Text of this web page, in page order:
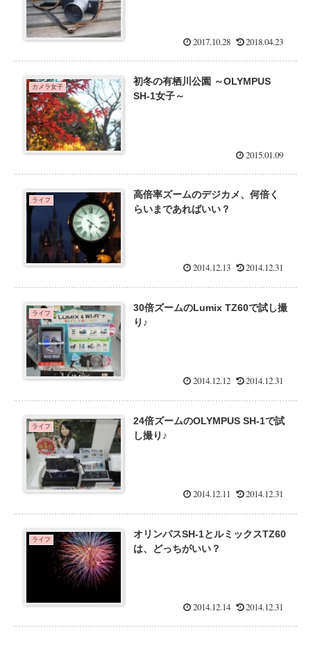
2017.10.28 2018.04.23
カメラ女子
初冬の有栖川公園 ～OLYMPUS
SH-1女子～
2015.01.09
ライフ
高倍率ズームのデジカメ、何倍く
らいまであればいい？
2014.12.13 2014.12.31
ライフ
30倍ズームのLumix TZ60で試し撮
り♪
2014.12.12 2014.12.31
ライフ
24倍ズームのOLYMPUS SH-1で試
し撮り♪
2014.12.11 2014.12.31
ライフ
オリンパスSH-1とルミックスTZ60
は、どっちがいい？
2014.12.14 2014.12.31